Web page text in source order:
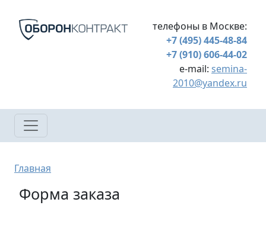
телефоны в Москве:
+7 (495) 445-48-84
+7 (910) 606-44-02
e-mail: semina-
2010@yandex.ru
Строка навигации
Главная
Форма заказа